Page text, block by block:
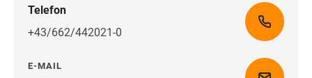
Telefon
+43/662/442021-0
E-MAIL